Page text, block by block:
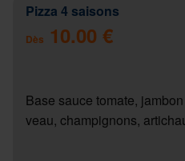
Pizza 4 saisons
Dès 10.00 €
Base sauce tomate,
veau, champignons,